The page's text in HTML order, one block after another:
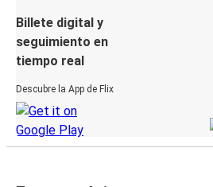
Billete digital y
seguimiento en
tiempo real
Descubre la App de Flix